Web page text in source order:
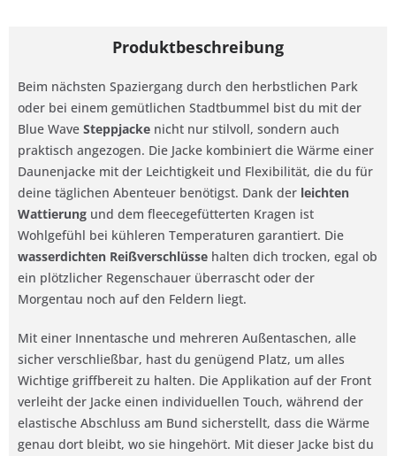
Produktbeschreibung
Beim nächsten Spaziergang durch den herbstlichen Park
oder bei einem gemütlichen Stadtbummel bist du mit der
Blue Wave Steppjacke nicht nur stilvoll, sondern auch
praktisch angezogen. Die Jacke kombiniert die Wärme einer
Daunenjacke mit der Leichtigkeit und Flexibilität, die du für
deine täglichen Abenteuer benötigst. Dank der leichten
Wattierung und dem fleecegefütterten Kragen ist
Wohlgefühl bei kühleren Temperaturen garantiert. Die
wasserdichten Reißverschlüsse halten dich trocken, egal ob
ein plötzlicher Regenschauer überrascht oder der
Morgentau noch auf den Feldern liegt.
Mit einer Innentasche und mehreren Außentaschen, alle
sicher verschließbar, hast du genügend Platz, um alles
Wichtige griffbereit zu halten. Die Applikation auf der Front
verleiht der Jacke einen individuellen Touch, während der
elastische Abschluss am Bund sicherstellt, dass die Wärme
genau dort bleibt, wo sie hingehört. Mit dieser Jacke bist du